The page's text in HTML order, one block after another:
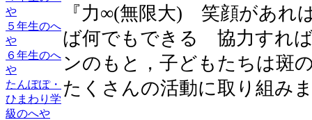
や
５年生のへ
や
６年生のへ
や
たんぽぽ・
ひまわり学
級のへや
『力∞(無限大) 笑顔があ
ば何でもできる 協力すれ
ンのもと，子どもたちは斑
たくさんの活動に取り組み